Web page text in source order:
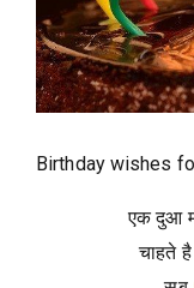
Birthday wishes
एक दुआ
चाहते